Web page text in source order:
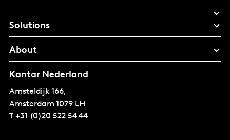
Solutions
About
Kantar Nederland
Amsteldijk 166,
Amsterdam 1079 LH
T +31 (0)20 522 54 44